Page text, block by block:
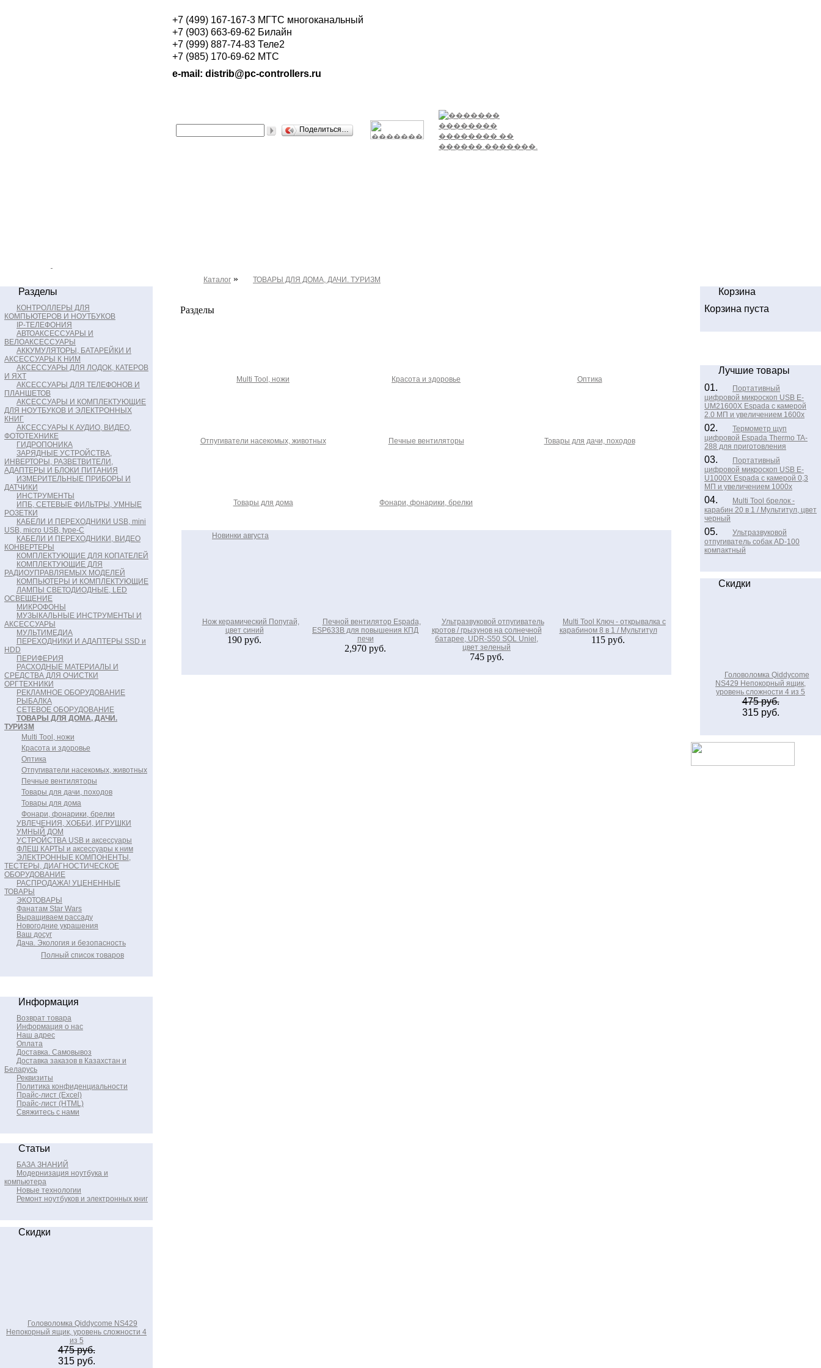
+7 (499) 167-167-3 МГТС многоканальный
+7 (903) 663-69-62 Билайн
+7 (999) 887-74-83 Теле2
+7 (985) 170-69-62 МТС
e-mail: distrib@pc-controllers.ru
Поделиться…
Каталог » ТОВАРЫ ДЛЯ ДОМА, ДАЧИ. ТУРИЗМ
Разделы
КОНТРОЛЛЕРЫ ДЛЯ
КОМПЬЮТЕРОВ И НОУТБУКОВ
IP-ТЕЛЕФОНИЯ
АВТОАКСЕССУАРЫ И
ВЕЛОАКСЕССУАРЫ
АККУМУЛЯТОРЫ, БАТАРЕЙКИ И
АКСЕССУАРЫ К НИМ
АКСЕССУАРЫ ДЛЯ ЛОДОК, КАТЕРОВ
И ЯХТ
АКСЕССУАРЫ ДЛЯ ТЕЛЕФОНОВ И
ПЛАНШЕТОВ
АКСЕССУАРЫ И КОМПЛЕКТУЮЩИЕ
ДЛЯ НОУТБУКОВ И ЭЛЕКТРОННЫХ
КНИГ
АКСЕССУАРЫ К АУДИО, ВИДЕО,
ФОТОТЕХНИКЕ
ГИДРОПОНИКА
ЗАРЯДНЫЕ УСТРОЙСТВА,
ИНВЕРТОРЫ, РАЗВЕТВИТЕЛИ,
АДАПТЕРЫ И БЛОКИ ПИТАНИЯ
ИЗМЕРИТЕЛЬНЫЕ ПРИБОРЫ И
ДАТЧИКИ
ИНСТРУМЕНТЫ
ИПБ, СЕТЕВЫЕ ФИЛЬТРЫ, УМНЫЕ
РОЗЕТКИ
КАБЕЛИ И ПЕРЕХОДНИКИ USB, mini
USB, micro USB, type-C
КАБЕЛИ И ПЕРЕХОДНИКИ, ВИДЕО
КОНВЕРТЕРЫ
КОМПЛЕКТУЮЩИЕ ДЛЯ КОПАТЕЛЕЙ
КОМПЛЕКТУЮЩИЕ ДЛЯ
РАДИОУПРАВЛЯЕМЫХ МОДЕЛЕЙ
КОМПЬЮТЕРЫ И КОМПЛЕКТУЮЩИЕ
ЛАМПЫ СВЕТОДИОДНЫЕ, LED
ОСВЕЩЕНИЕ
МИКРОФОНЫ
МУЗЫКАЛЬНЫЕ ИНСТРУМЕНТЫ И
АКСЕССУАРЫ
МУЛЬТИМЕДИА
ПЕРЕХОДНИКИ И АДАПТЕРЫ SSD и
HDD
ПЕРИФЕРИЯ
РАСХОДНЫЕ МАТЕРИАЛЫ И
СРЕДСТВА ДЛЯ ОЧИСТКИ
ОРГТЕХНИКИ
РЕКЛАМНОЕ ОБОРУДОВАНИЕ
РЫБАЛКА
СЕТЕВОЕ ОБОРУДОВАНИЕ
ТОВАРЫ ДЛЯ ДОМА, ДАЧИ.
ТУРИЗМ
Multi Tool, ножи
Красота и здоровье
Оптика
Отпугиватели насекомых, животных
Печные вентиляторы
Товары для дачи, походов
Товары для дома
Фонари, фонарики, брелки
УВЛЕЧЕНИЯ, ХОББИ, ИГРУШКИ
УМНЫЙ ДОМ
УСТРОЙСТВА USB и аксессуары
ФЛЕШ КАРТЫ и аксессуары к ним
ЭЛЕКТРОННЫЕ КОМПОНЕНТЫ,
ТЕСТЕРЫ, ДИАГНОСТИЧЕСКОЕ
ОБОРУДОВАНИЕ
РАСПРОДАЖА! УЦЕНЕННЫЕ
ТОВАРЫ
ЭКОТОВАРЫ
Фанатам Star Wars
Выращиваем рассаду
Новогодние украшения
Ваш досуг
Дача. Экология и безопасность
Полный список товаров
Информация
Возврат товара
Информация о нас
Наш адрес
Оплата
Доставка. Самовывоз
Доставка заказов в Казахстан и
Беларусь
Реквизиты
Политика конфиденциальности
Прайс-лист (Excel)
Прайс-лист (HTML)
Свяжитесь с нами
Статьи
БАЗА ЗНАНИЙ
Модернизация ноутбука и
компьютера
Новые технологии
Ремонт ноутбуков и электронных книг
Скидки
Головоломка Qiddycome NS429
Непокорный ящик, уровень сложности 4
из 5
475 руб.
315 руб.
Разделы
Multi Tool, ножи Красота и здоровье Оптика
Отпугиватели насекомых, животных Печные вентиляторы Товары для дачи, походов
Товары для дома Фонари, фонарики, брелки
Новинки августа
Нож керамический Попугай,
цвет синий
190 руб.
Печной вентилятор Espada,
ESP633B для повышения КПД
печи
2,970 руб.
Ультразвуковой отпугиватель
кротов / грызунов на солнечной
батарее, UDR-S50 SOL Uniel,
цвет зеленый
745 руб.
Multi Tool Ключ - открывалка с
карабином 8 в 1 / Мультитул
115 руб.
Корзина
Корзина пуста
Лучшие товары
01.
Портативный
цифровой микроскоп USB E-
UM21600X Espada c камерой
2.0 МП и увеличением 1600x
02.
Термометр щуп
цифровой Espada Thermo TA-
288 для приготовления
03.
Портативный
цифровой микроскоп USB E-
U1000X Espada c камерой 0,3
МП и увеличением 1000x
04.
Multi Tool брелок -
карабин 20 в 1 / Мультитул, цвет
черный
05.
Ультразвуковой
отпугиватель собак AD-100
компактный
Скидки
Головоломка Qiddycome
NS429 Непокорный ящик,
уровень сложности 4 из 5
475 руб.
315 руб.